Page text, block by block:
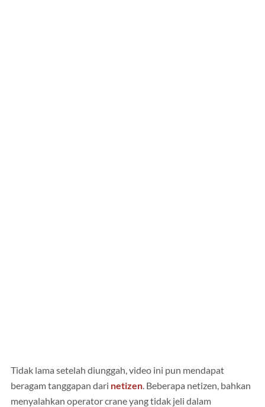
Tidak lama setelah diunggah, video ini pun mendapat
beragam tanggapan dari netizen. Beberapa netizen, bahkan
menyalahkan operator crane yang tidak jeli dalam